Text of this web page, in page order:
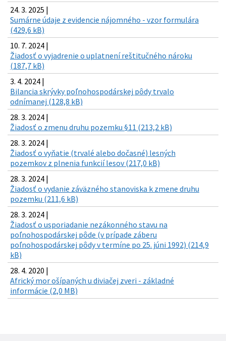
24. 3. 2025 |
Sumárne údaje z evidencie nájomného - vzor formulára
(429,6 kB)
10. 7. 2024 |
Žiadosť o vyjadrenie o uplatnení reštitučného nároku
(187,7 kB)
3. 4. 2024 |
Bilancia skrývky poľnohospodárskej pôdy trvalo
odnímanej (128,8 kB)
28. 3. 2024 |
Žiadosť o zmenu druhu pozemku §11 (213,2 kB)
28. 3. 2024 |
Žiadosť o vyňatie (trvalé alebo dočasné) lesných
pozemkov z plnenia funkcií lesov (217,0 kB)
28. 3. 2024 |
Žiadosť o vydanie záväzného stanoviska k zmene druhu
pozemku (211,6 kB)
28. 3. 2024 |
Žiadosť o usporiadanie nezákonného stavu na
poľnohospodárskej pôde (v prípade záberu
poľnohospodárskej pôdy v termíne po 25. júni 1992) (214,9
kB)
28. 4. 2020 |
Africký mor ošípaných u diviačej zveri - základné
informácie (2,0 MB)